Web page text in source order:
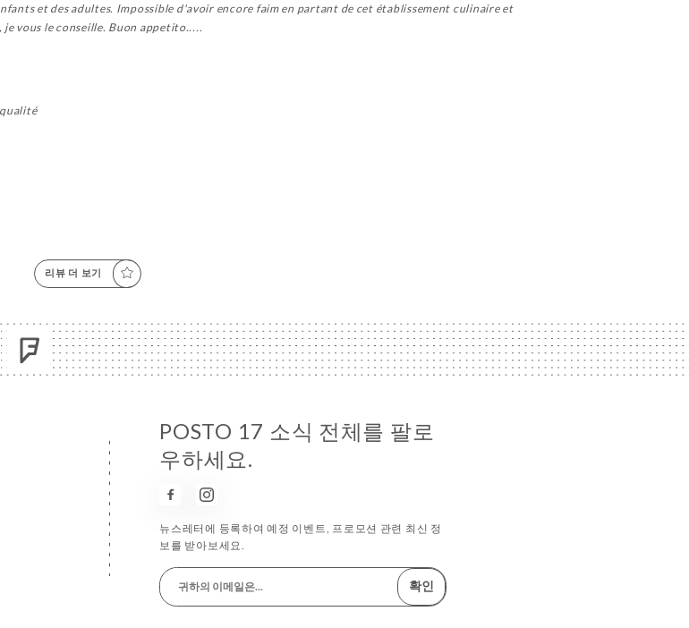
et des adultes. Impossible d'avoir encore faim en partant de cet établissement culinaire et
je vous le conseille. Buon appetito.....
리뷰 더 보기
POSTO 17 소식 전체를 팔로
우하세요.
뉴스레터에 등록하여 예정 이벤트, 프로모션 관련 최신 정
보를 받아보세요.
확인